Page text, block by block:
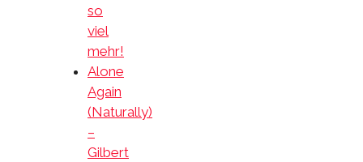
so
viel
mehr!
Alone
Again
(Naturally)
–
Gilbert